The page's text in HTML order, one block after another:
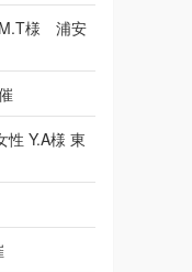
M.T様 浦安
性 Y.A様 東